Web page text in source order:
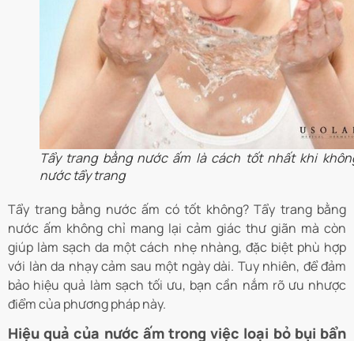
Tẩy trang bằng nước ấm là cách tốt nhất khi
nước tẩy trang
Tẩy trang bằng nước ấm có tốt không? Tẩy trang bằng
nước ấm không chỉ mang lại cảm giác thư giãn mà còn
giúp làm sạch da một cách nhẹ nhàng, đặc biệt phù hợp
với làn da nhạy cảm sau một ngày dài. Tuy nhiên, để đảm
bảo hiệu quả làm sạch tối ưu, bạn cần nắm rõ ưu nhược
điểm của phương pháp này.
Hiệu quả của nước ấm trong việc loại bỏ bụi bẩn